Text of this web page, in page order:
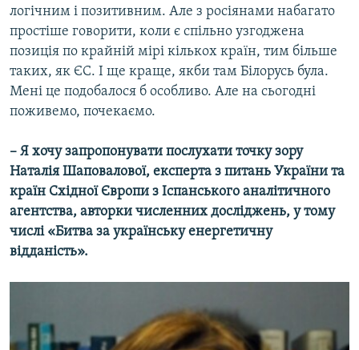
логічним і позитивним. Але з росіянами набагато
простіше говорити, коли є спільно узгоджена
позиція по крайній мірі кількох країн, тим більше
таких, як ЄС. І ще краще, якби там Білорусь була.
Мені це подобалося б особливо. Але на сьогодні
поживемо, почекаємо.
– Я хочу запропонувати послухати точку зору
Наталія Шаповалової, експерта з питань України та
країн Східної Європи з Іспанського аналітичного
агентства, авторки численних досліджень, у тому
числі «Битва за українську енергетичну
відданість».